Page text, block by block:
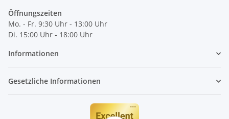
Öffnungszeiten
Mo. - Fr. 9:30 Uhr - 13:00 Uhr
Di. 15:00 Uhr - 18:00 Uhr
Informationen
Gesetzliche Informationen